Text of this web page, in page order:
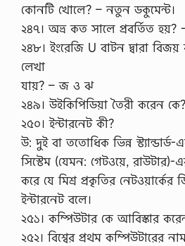
কোনটি খোলে? – নতুন ডকুমেন্ট।
২৪৭। অভ্র কত সালে প্রবর্তিত হয়?
২৪৮। ইংরেজি U বাটন দ্বারা বিজয়
লেখা
যায়? – জ ও ঝ
২৪৯। উইকিপিডিয়া তৈরী করেন
২৫০। ইন্টারনেট কী?
উ: দুই বা ততোধিক ভিন্ন স্ট্যান্ডার্ড-
সিস্টেম (যেমন: গেটওয়ে, রাউটার)-
করে যে মিশ্র প্রকৃতির
ইন্টারনেট বলে।
২৫১। কম্পিউটার কে আবিস্কার
২৫২। বিশ্বের প্রথম কম্পিউটারের